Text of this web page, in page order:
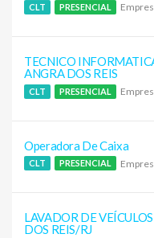
CLT PRESENCIAL
TECNICO
ANGRA DOS REIS
CLT PRESENCIAL
Operadora De Caixa
CLT PRESENCIAL
LAVADOR DE
DOS REIS/RJ